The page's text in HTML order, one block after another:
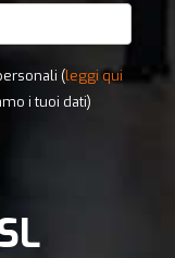
(leggi qui
i tuoi dati)